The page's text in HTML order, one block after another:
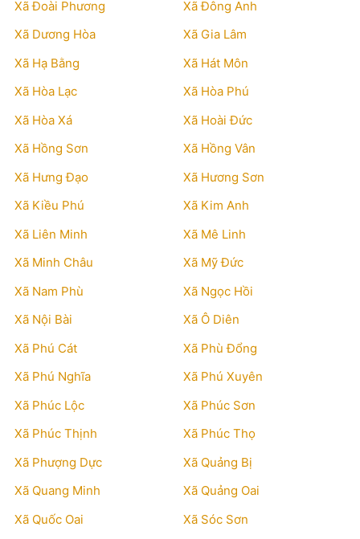
Xã Đoài Phương
Xã Đông Anh
Xã Dương Hòa
Xã Gia Lâm
Xã Hạ Bằng
Xã Hát Môn
Xã Hòa Lạc
Xã Hòa Phú
Xã Hòa Xá
Xã Hoài Đức
Xã Hồng Sơn
Xã Hồng Vân
Xã Hưng Đạo
Xã Hương Sơn
Xã Kiều Phú
Xã Kim Anh
Xã Liên Minh
Xã Mê Linh
Xã Minh Châu
Xã Mỹ Đức
Xã Nam Phù
Xã Ngọc Hồi
Xã Nội Bài
Xã Ô Diên
Xã Phú Cát
Xã Phù Đổng
Xã Phú Nghĩa
Xã Phú Xuyên
Xã Phúc Lộc
Xã Phúc Sơn
Xã Phúc Thịnh
Xã Phúc Thọ
Xã Phượng Dực
Xã Quảng Bị
Xã Quang Minh
Xã Quảng Oai
Xã Quốc Oai
Xã Sóc Sơn